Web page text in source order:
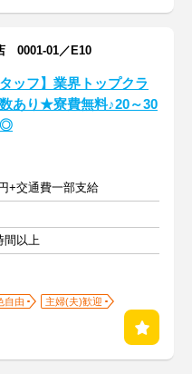
0001-01／E10
タッフ】業界トップクラ
あり★寮費無料♪20～30
◎
+交通費一部支給
間以上
自由
主婦(夫)歓迎